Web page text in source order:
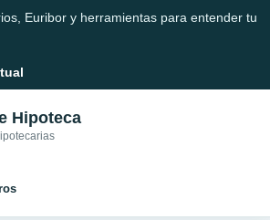
Euribor y herramientas para entender tu
Hipoteca